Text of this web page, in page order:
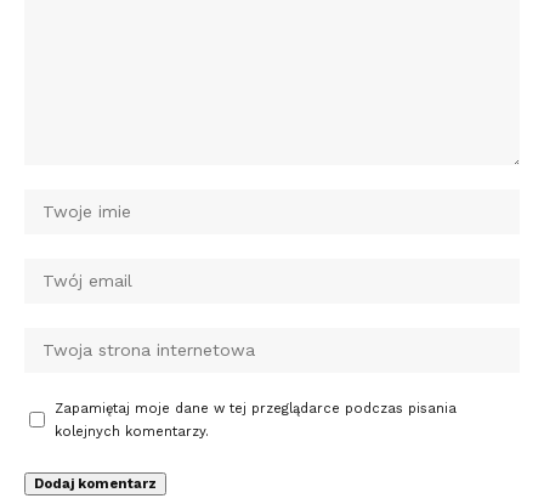
Zapamiętaj moje dane w tej przeglądarce podczas pisania
kolejnych komentarzy.